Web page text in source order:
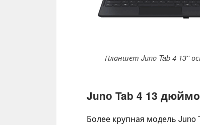
Планшет Juno Tab 4 13''
Juno Tab 4 13
Более крупная модель